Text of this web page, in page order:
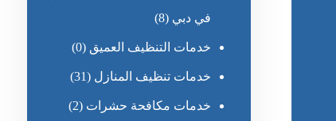
في دبي (8)
خدمات التنظيف العميق (0)
خدمات تنظيف المنازل (31)
خدمات مكافحة حشرات (2)